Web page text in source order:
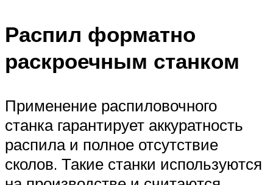
Распил форматно
раскроечным станком
Применение распиловочного
станка гарантирует аккуратность
распила и полное отсутствие
сколов. Такие станки используются